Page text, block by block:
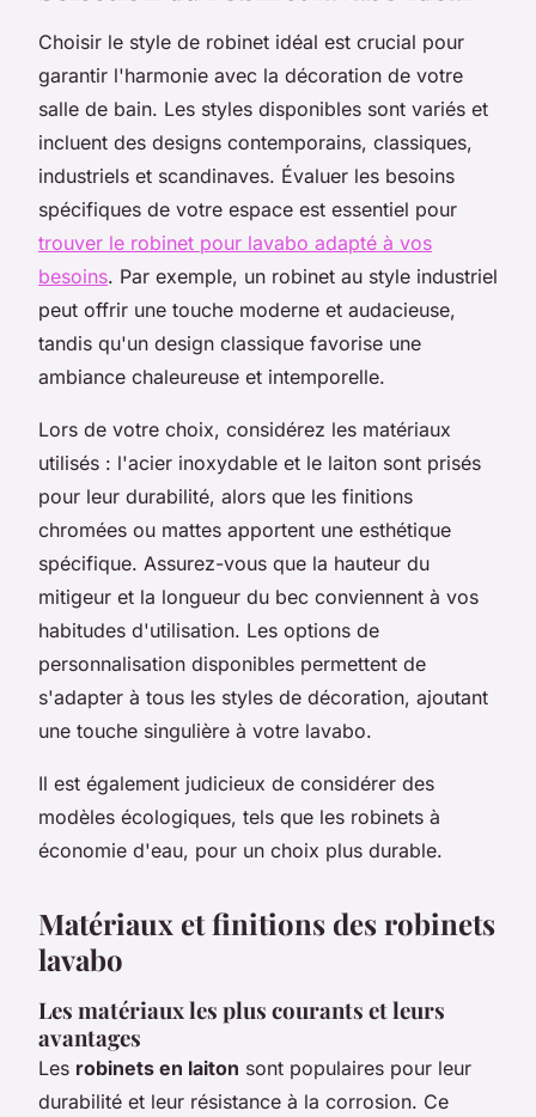
Choisir le style de robinet idéal est crucial pour
garantir l'harmonie avec la décoration de votre
salle de bain. Les styles disponibles sont variés et
incluent des designs contemporains, classiques,
industriels et scandinaves. Évaluer les besoins
spécifiques de votre espace est essentiel pour
trouver le robinet pour lavabo adapté à vos
besoins. Par exemple, un robinet au style industriel
peut offrir une touche moderne et audacieuse,
tandis qu'un design classique favorise une
ambiance chaleureuse et intemporelle.
Lors de votre choix, considérez les matériaux
utilisés : l'acier inoxydable et le laiton sont prisés
pour leur durabilité, alors que les finitions
chromées ou mattes apportent une esthétique
spécifique. Assurez-vous que la hauteur du
mitigeur et la longueur du bec conviennent à vos
habitudes d'utilisation. Les options de
personnalisation disponibles permettent de
s'adapter à tous les styles de décoration, ajoutant
une touche singulière à votre lavabo.
Il est également judicieux de considérer des
modèles écologiques, tels que les robinets à
économie d'eau, pour un choix plus durable.
Matériaux et finitions des robinets
lavabo
Les matériaux les plus courants et leurs
avantages
Les robinets en laiton sont populaires pour leur
durabilité et leur résistance à la corrosion. Ce